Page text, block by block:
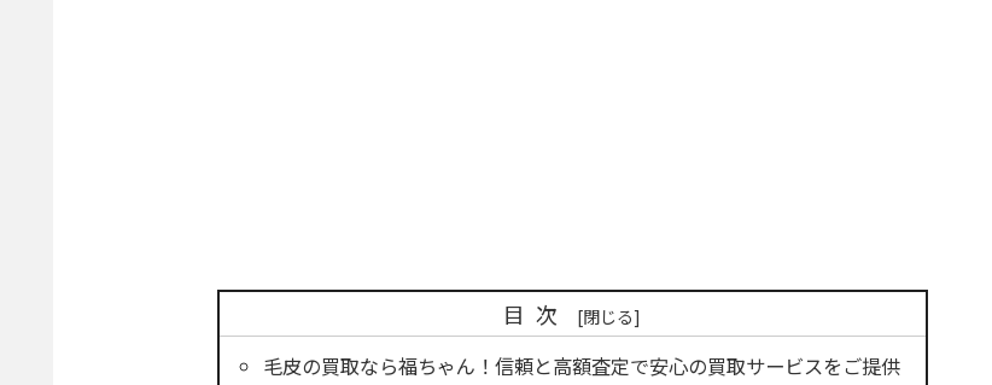
目次
毛皮の買取なら福ちゃん！信頼と高額査定で安心の買取サービスをご提供